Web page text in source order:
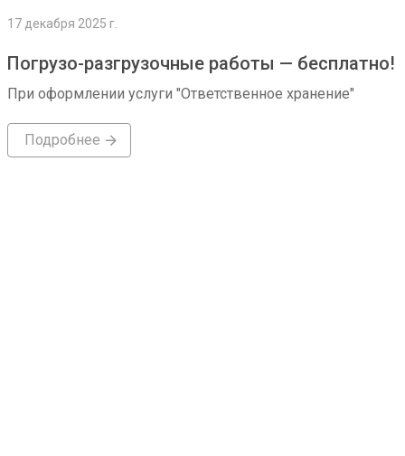
17 декабря 2025 г.
Погрузо-разгрузочные работы — бесплатно!
При оформлении услуги "Ответственное хранение"
Подробнее